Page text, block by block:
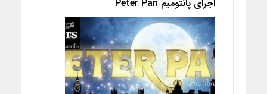
اجرای پانتومیم Peter Pan